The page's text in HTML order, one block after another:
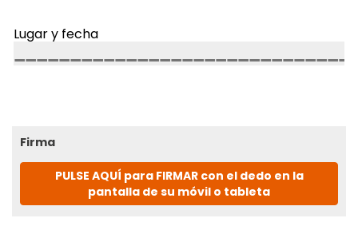
Lugar y fecha
Firma
PULSE AQUÍ para FIRMAR con el dedo en la
pantalla de su móvil o tableta